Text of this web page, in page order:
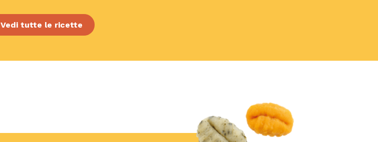
Vedi tutte le ricette